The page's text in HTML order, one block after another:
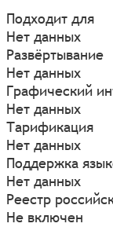
Подходит для
Нет данных
Развёртывание
Нет данных
Графический
Нет данных
Тарификация
Нет данных
Поддержка
Нет данных
Реестр
Не включен